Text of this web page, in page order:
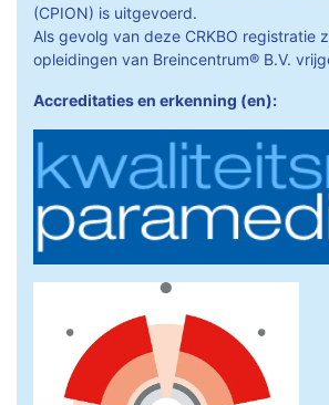
(CPION) is uitgevoerd.
Als gevolg van deze CRKBO registratie
opleidingen van Breincentrum® B.V.
Accreditaties en erkenning (en):